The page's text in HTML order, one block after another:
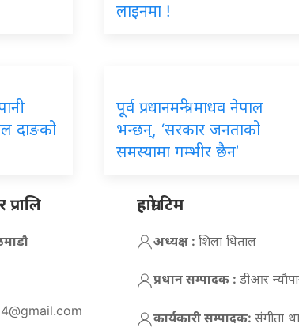
लाइनमा !
दाङको
पूर्व प्रधानमन्त्री माधव नेपाल
भन्छन्, ‘सरकार जनताको
समस्यामा गम्भीर छैन’
हाम्रो टिम
अध्यक्ष : शिला धिताल
प्रधान सम्पादक : डीआर
कार्यकारी सम्पादक: संगीता